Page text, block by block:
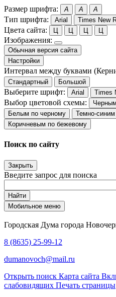
Размер шрифта: A A A
Тип шрифта: Arial Times New
Цвета сайта: Ц Ц Ц Ц
Изображения:
Обычная версия сайта
Настройки
Интервал между буквами
Стандартный
Большой
Выберите шрифт: Arial Times
Выбор цветовой схемы:
Белым по черному
Темно-
Коричневым по бежевому
Поиск по сайту
Закрыть
Введите запрос для поиска
Найти
Мобильное меню
Городская Дума города
8 (8635) 25-99-12
dumanovoch@mail.ru
Открыть поиск Карта сайта
слабовидящих Печать страницы